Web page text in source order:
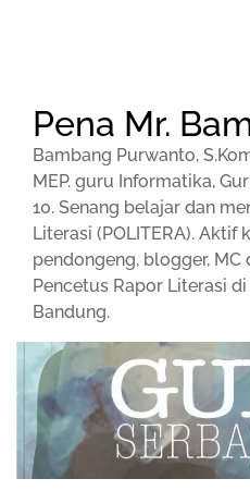
Pena Mr.
Bambang Purwanto,
MEP. guru Informatika,
10. Senang belajar dan
Literasi (POLITERA). Aktif
pendongeng, blogger,
Pencetus Rapor Literasi
Bandung.